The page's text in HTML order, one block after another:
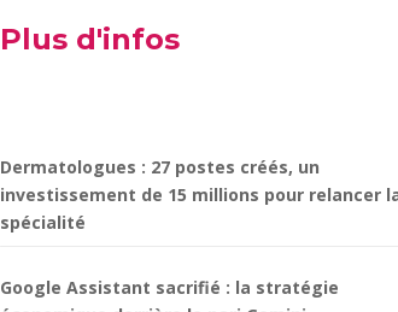
Plus d'infos
Dermatologues : 27 postes créés, un
investissement de 15 millions pour relancer
spécialité
Google Assistant sacrifié : la stratégie